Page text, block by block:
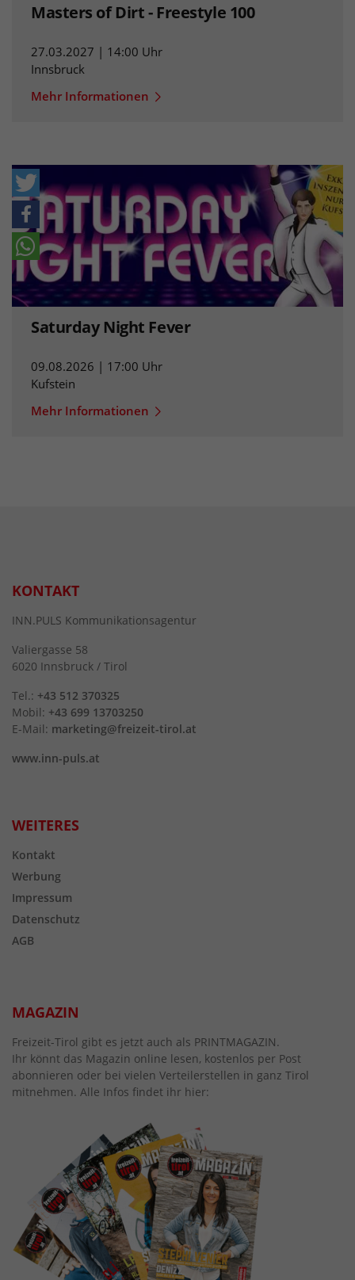
Masters of Dirt - Freestyle 100
27.03.2027 | 14:00 Uhr
Innsbruck
Mehr Informationen
Saturday Night Fever
09.08.2026 | 17:00 Uhr
Kufstein
Mehr Informationen
KONTAKT
INN.PULS Kommunikationsagentur
Valiergasse 58
6020 Innsbruck / Tirol
Tel.: +43 512 370325
Mobil: +43 699 13703250
E-Mail: marketing@freizeit-tirol.at
www.inn-puls.at
WEITERES
Kontakt
Werbung
Impressum
Datenschutz
AGB
MAGAZIN
Freizeit-Tirol gibt es jetzt auch als PRINTMAGAZIN.
Ihr könnt das Magazin online lesen, kostenlos per Post
abonnieren oder bei vielen Verteilerstellen in ganz Tirol
mitnehmen. Alle Infos findet ihr hier: